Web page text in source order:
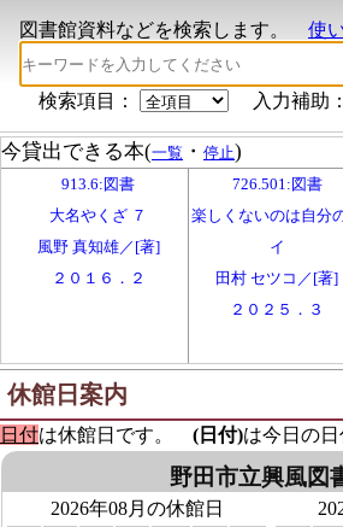
図書館資料などを検索します。 使
検索項目： 入力補助：
今貸出できる本(一覧 ・ 停止)
913.6:図書
大名やくざ ７
風野 真知雄／[著]
２０１６．２
726.501:図書
楽しくないのは自分
イ
田村 セツコ／[著]
２０２５．３
756.6:図書
鐵鐔の魅力
浦野 惠司／著
プチぐるみ77
２０１７．１２
休館日案内
日付は休館日です。 (日付)は今日の日
野田市立興風図
2026年08月の休館日